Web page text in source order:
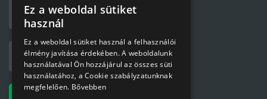
Ez a weboldal sütiket
használ
Ez a weboldal sütiket használ a felhasználói
élmény javítása érdekében. A weboldalunk
használatával Ön hozzájárul az összes süti
használatához, a Cookie szabályzatunknak
megfelelően. Bővebben